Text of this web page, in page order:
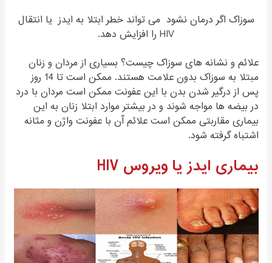
سوزاک اگر درمان نشود می تواند خطر ابتلا به ایدز یا انتقال
HIV را افزایش دهد.
علائم و نشانه های سوزاک چیست؟ بسیاری از مردان و زنان
مبتلا به سوزاک بدون علامت هستند. ممکن است تا 14 روز
پس از درگیر شدن بدن با این عفونت ممکن است مردان با درد
در بیضه ها مواجه شوند و در بیشتر موارد ابتلا زنان به این
بیماری مقاربتی ممکن است علائم آن با عفونت واژن و مثانه
اشتباه گرفته شود.
بیماری ایدز یا ویروس HIV